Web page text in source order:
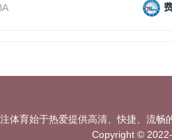
体育始于热爱提供高清、快捷、流
Copyright ©